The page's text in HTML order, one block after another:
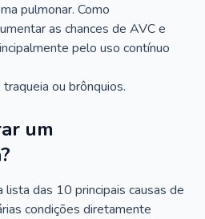
pulmonar. Como
as chances de AVC e
pelo uso contínuo
ou brônquios.
um
lista das 10 principais causas de
condições diretamente